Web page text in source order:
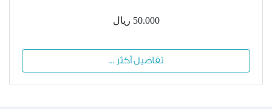
50.000 ريال
تفاصيل أكثر ...